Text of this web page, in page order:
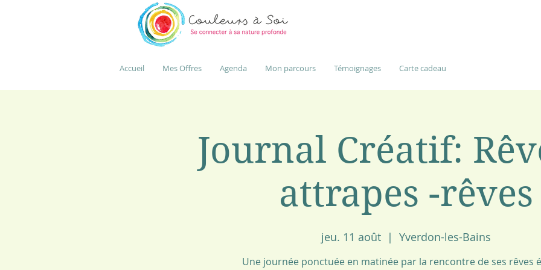
Accueil Mes Offres Agenda Mon parcours Témoignages Carte cadeau
Journal Créatif:
attrapes -rêves
jeu. 11 août
  |
Yverdon-les-Bains
Une journée ponctuée en matinée par la rencontre de ses rêves